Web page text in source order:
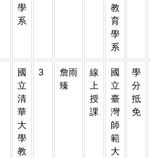
學
系
教
育
學
系
國
立
清
華
大
學
教
3
詹雨
臻
線
上
授
課
國
立
臺
灣
師
範
大
學
分
抵
免